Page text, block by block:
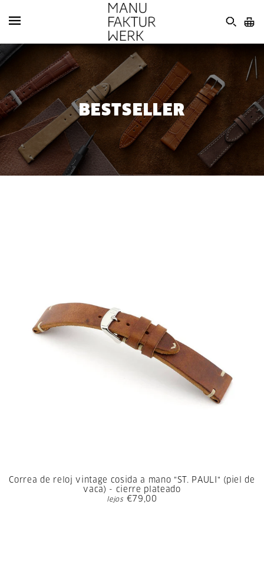
BESTSELLER
Correa de reloj vintage cosida a mano "ST. PAULI" (piel de
vaca) - cierre plateado
lejos €79,00